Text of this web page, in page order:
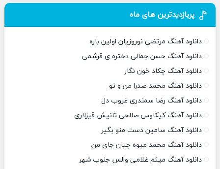
پربازدیدترین های ماه
دانلود آهنگ مرتضی نوروزیان اولین باره
دانلود آهنگ حسن جمالی دختره ی قرشمی
دانلود آهنگ چکاد خون نگار
دانلود آهنگ محمد صدرا من و تو
دانلود آهنگ رضا سمندری غروب دل
دانلود آهنگ کیکاوس صالحی تانیش قیزلاری
دانلود آهنگ سامین دست منو بگیر
دانلود آهنگ محمد میوه چیان جای من
دانلود آهنگ میثم غلامی والس جنوب شهر